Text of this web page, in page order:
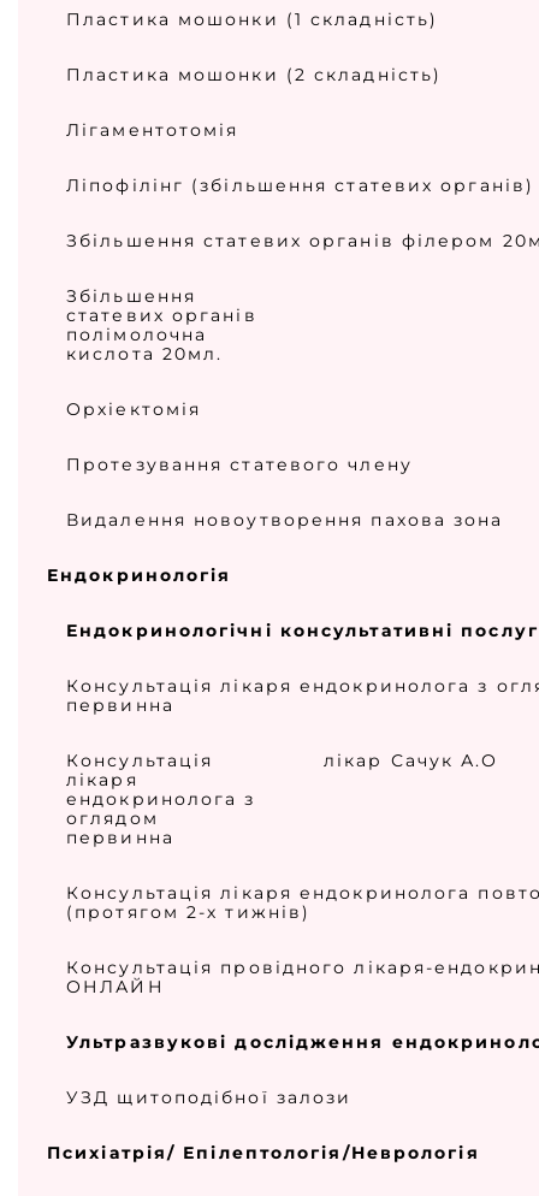
Пластика мошонки (1 складність)
Пластика мошонки (2 складність)
Лігаментотомія
Ліпофілінг (збільшення статевих
Збільшення статевих органів філером
Збільшення
статевих органів
полімолочна
кислота 20мл.
Орхіектомія
Протезування статевого члену
Видалення новоутворення пахова зона
Ендокринологія
Ендокринологічні консультативні
Консультація лікаря ендокринолога з
первинна
Консультація
лікаря
ендокринолога з
оглядом
первинна
лікар Сачук А.О
Консультація лікаря ендокринолога
(протягом 2-х тижнів)
Консультація провідного лікаря-
ОНЛАЙН
Ультразвукові дослідження
УЗД щитоподібної залози
Психіатрія/ Епілептологія/Неврологія